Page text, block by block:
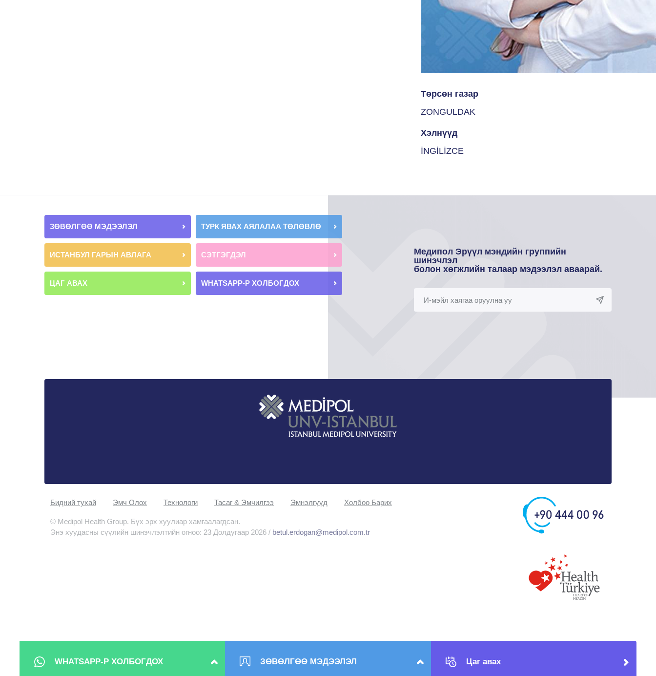
Төрсөн газар
ZONGULDAK
Хэлнүүд
İNGİLİZCE
ЗӨВӨЛГӨӨ МЭДЭЭЛЭЛ ТУРК ЯВАХ АЯЛАЛАА ТӨЛӨВЛӨ
ИСТАНБУЛ ГАРЫН АВЛАГА СЭТГЭГДЭЛ
ЦАГ АВАХ WHATSAPP-Р ХОЛБОГДОХ
Медипол Эрүүл мэндийн группийн
шинэчлэл
болон хөгжлийн талаар мэдээлэл аваарай.
Бидний тухай Эмч Oлох Технологи Тасаг & Эмчилгээ Эмнэлгүүд Холбоо Барих
© Medipol Health Group. Бүх эрх хуулиар хамгаалагдсан.
Энэ хуудасны сүүлийн шинэчлэлтийн огноо: 23 Долдугаар 2026 / betul.erdogan@medipol.com.tr
WHATSAPP-Р ХОЛБОГДОХ ЗӨВӨЛГӨӨ МЭДЭЭЛЭЛ Цаг авах